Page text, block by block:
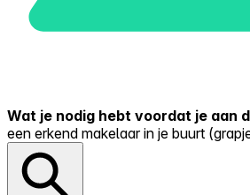
Wat je nodig hebt voordat je aan
een erkend makelaar in je buurt